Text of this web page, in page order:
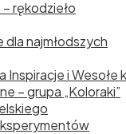
rękodzieło
najmłodszych
Inspiracje i Wesołe
– grupa „Koloraki”